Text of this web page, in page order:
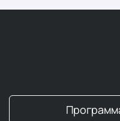
не удовлетворяют
врача,
таблетки с